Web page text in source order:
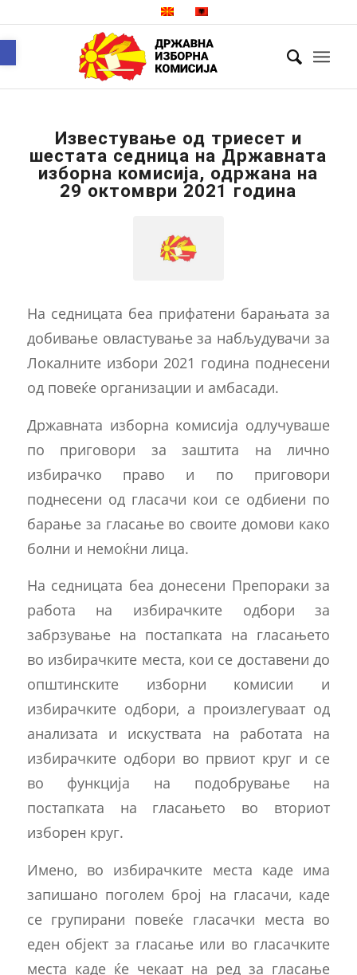
Известување од триесет и
шестата седница на Државната
изборна комисија, одржана на
29 октомври 2021 година
На седницата беа прифатени барањата за
добивање овластување за набљудувачи за
Локалните избори 2021 година поднесени
од повеќе организации и амбасади.
Државната изборна комисија одлучуваше
по приговори за заштита на лично
избирачко право и по приговори
поднесени од гласачи кои се одбиени по
барање за гласање во своите домови како
болни и немоќни лица.
На седницата беа донесени Препораки за
работа на избирачките одбори за
забрзување на постапката на гласањето
во избирачките места, кои се доставени до
општинските изборни комисии и
избирачките одбори, а произлегуваат од
анализата и искуствата на работата на
избирачките одбори во првиот круг и се
во функција на подобрување на
постапката на гласањето во вториот
изборен круг.
Имено, во избирачките места каде има
запишано поголем број на гласачи, каде
се групирани повеќе гласачки места во
еден објект за гласање или во гласачките
места каде ќе чекаат на ред за гласање
Open toolbar